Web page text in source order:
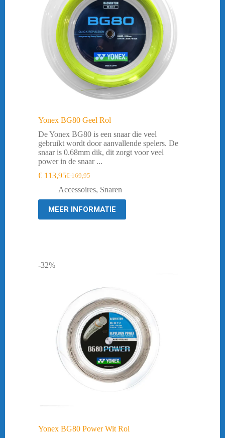
Yonex BG80 Geel Rol
De Yonex BG80 is een snaar die veel
gebruikt wordt door aanvallende spelers. De
snaar is 0.68mm dik, dit zorgt voor veel
power in de snaar ...
€169,95
Oorspronkelijke
prijs
was:
€ 169,95.
€ 113,95Huidige
prijs
is:
€ 113,95.
Accessoires, Snaren
MEER INFORMATIE
-32%
Yonex BG80 Power Wit Rol